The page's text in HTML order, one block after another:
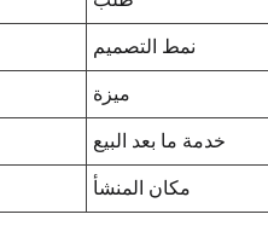
نمط التصميم
ميزة
خدمة ما بعد البيع
مكان المنشأ